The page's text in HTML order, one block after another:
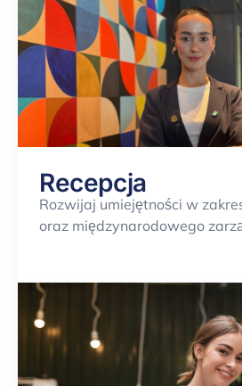
Recepcja
Rozwijaj umiejętności w
oraz międzynarodowego